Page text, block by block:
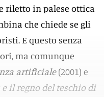
riletto in palese ottica
che chiede se gli
E questo senza
ma comunque
artificiale(2001) e
e il regno del teschio di